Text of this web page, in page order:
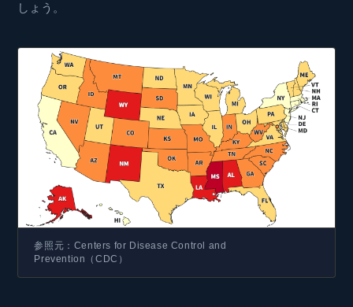
しょう。
参照元：Centers for Disease Control and
Prevention（CDC）